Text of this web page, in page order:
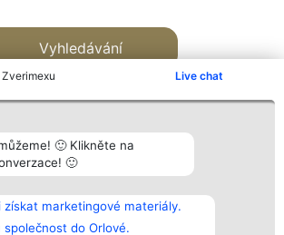
Zverimexu Live chat
🙂 Klikněte na
🙂
marketingové materiály.
do Orlové.
Vyhledávání
o.
Vítězové
Seznam všech
laureátů
Kontakt